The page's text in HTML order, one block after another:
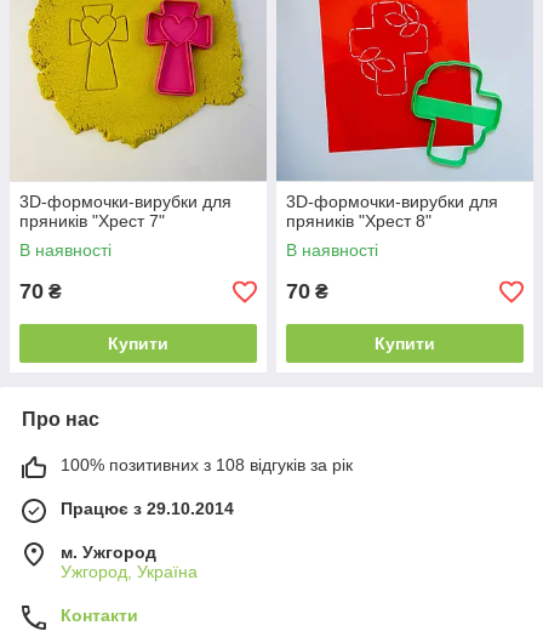
3D-формочки-вирубки для
пряників "Хрест 7"
В наявності
70 ₴
Купити
3D-формочки-вирубки для
пряників "Хрест 8"
В наявності
70 ₴
Купити
Про нас
100% позитивних з 108 відгуків за рік
Працює з 29.10.2014
м. Ужгород
Ужгород, Україна
Контакти